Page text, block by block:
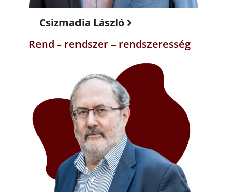
Csizmadia László
Rend – rendszer – rendszeresség